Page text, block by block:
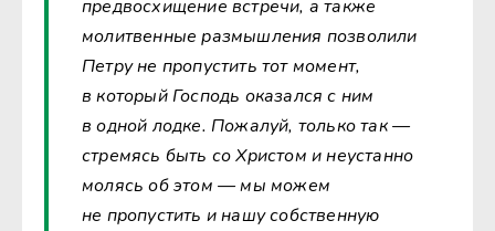
предвосхищение встречи, а также
молитвенные размышления позволили
Петру не пропустить тот момент,
в который Господь оказался с ним
в одной лодке. Пожалуй, только так —
стремясь быть со Христом и неустанно
молясь об этом — мы можем
не пропустить и нашу собственную